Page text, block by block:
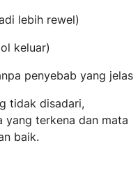
lebih rewel)
keluar)
penyebab yang jelas
tidak disadari,
yang terkena dan mata
baik.